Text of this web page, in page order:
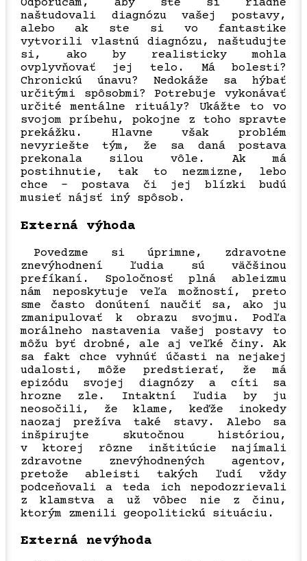
Odporúčam, aby ste si riadne
naštudovali diagnózu vašej postavy,
alebo ak ste si vo fantastike
vytvorili vlastnú diagnózu, naštudujte
si, ako by realisticky mohla
ovplyvňovať jej telo. Má bolesti?
Chronickú únavu? Nedokáže sa hýbať
určitými spôsobmi? Potrebuje vykonávať
určité mentálne rituály? Ukážte to vo
svojom príbehu, pokojne z toho spravte
prekážku. Hlavne však problém
nevyriešte tým, že sa daná postava
prekonala silou vôle. Ak má
postihnutie, tak to nezmizne, lebo
chce – postava či jej blízki budú
musieť nájsť iný spôsob.
Externá výhoda
Povedzme si úprimne, zdravotne
znevýhodnení ľudia sú väčšinou
prefíkaní. Spoločnosť plná ableizmu
nám neposkytuje veľa možností, preto
sme často donútení naučiť sa, ako ju
zmanipulovať k obrazu svojmu. Podľa
morálneho nastavenia vašej postavy to
môžu byť drobné, ale aj veľké činy. Ak
sa fakt chce vyhnúť účasti na nejakej
udalosti, môže predstierať, že má
epizódu svojej diagnózy a cíti sa
hrozne zle. Intaktní ľudia by ju
neosočili, že klame, keďže inokedy
naozaj prežíva také stavy. Alebo sa
inšpirujte skutočnou históriou,
v ktorej rôzne inštitúcie najímali
zdravotne znevýhodnených agentov,
pretože ableisti takých ľudí vždy
podceňovali a teda ich nepodozrievali
z klamstva a už vôbec nie z činu,
ktorým zmenili geopolitickú situáciu.
Externá nevýhoda